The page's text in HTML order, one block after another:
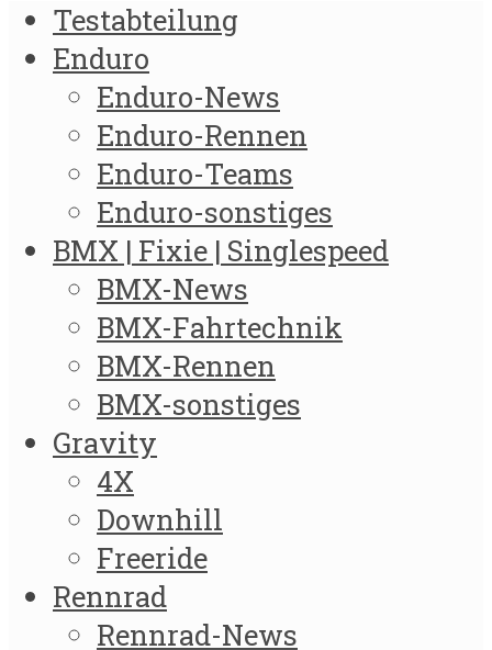
Testabteilung
Enduro
Enduro-News
Enduro-Rennen
Enduro-Teams
Enduro-sonstiges
BMX | Fixie | Singlespeed
BMX-News
BMX-Fahrtechnik
BMX-Rennen
BMX-sonstiges
Gravity
4X
Downhill
Freeride
Rennrad
Rennrad-News